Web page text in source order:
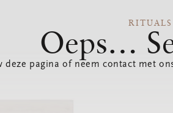
Oeps…
deze pagina of neem contact met